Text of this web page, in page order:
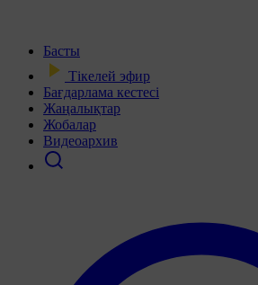
Басты
Тікелей эфир
Бағдарлама кестесі
Жаңалықтар
Жобалар
Видеоархив